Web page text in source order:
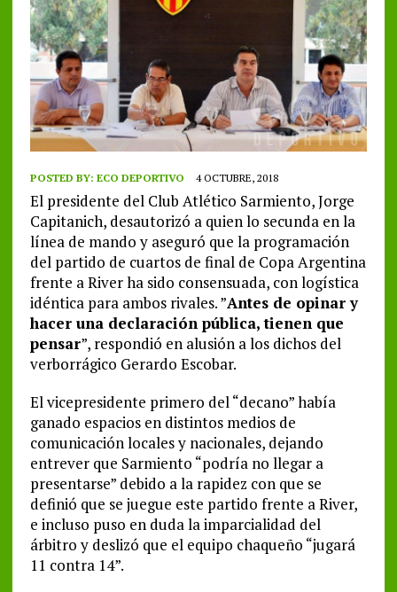
POSTED BY: ECO DEPORTIVO 4 OCTUBRE, 2018
El presidente del Club Atlético Sarmiento, Jorge
Capitanich, desautorizó a quien lo secunda en la
línea de mando y aseguró que la programación
del partido de cuartos de final de Copa Argentina
frente a River ha sido consensuada, con logística
idéntica para ambos rivales. ”Antes de opinar y
hacer una declaración pública, tienen que
pensar”, respondió en alusión a los dichos del
verborrágico Gerardo Escobar.
El vicepresidente primero del “decano” había
ganado espacios en distintos medios de
comunicación locales y nacionales, dejando
entrever que Sarmiento “podría no llegar a
presentarse” debido a la rapidez con que se
definió que se juegue este partido frente a River,
e incluso puso en duda la imparcialidad del
árbitro y deslizó que el equipo chaqueño “jugará
11 contra 14”.